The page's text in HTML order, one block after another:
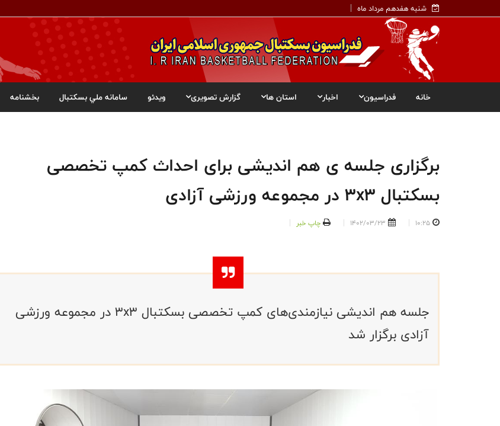
شنبه هفدهم مرداد ماه
خانه فدراسیون اخبار استان ها گزارش تصویری ویدئو سامانه ملي بسکتبال بخشنامه
برگزاری جلسه ی هم اندیشی برای احداث کمپ تخصصی
بسکتبال 3x3 در مجموعه ورزشی آزادی
10:25
1402/03/23 چاپ خبر
جلسه هم اندیشی نیازمندی‌های کمپ تخصصی بسکتبال 3x3 در مجموعه ورزشی
آزادی برگزار شد